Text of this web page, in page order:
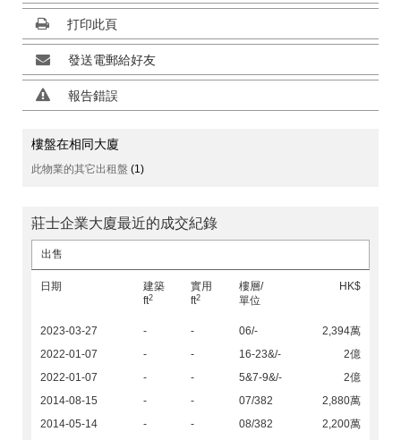
打印此頁
發送電郵給好友
報告錯誤
樓盤在相同大廈
此物業的其它出租盤 (1)
莊士企業大廈最近的成交紀錄
出售
日期
建築
ft2
實用
ft2
樓層/
單位
HK$
2023-03-27 - - 06/-
2,394萬
2022-01-07
- - 16-23&/-
2億
2022-01-07
- - 5&7-9&/-
2億
2014-08-15
- - 07/382
2,880萬
2014-05-14
- - 08/382
2,200萬